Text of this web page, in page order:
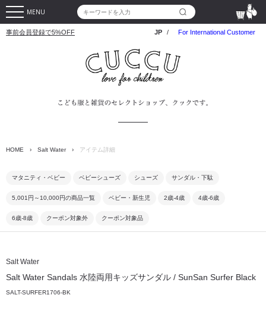
MENU
事前会員登録で5%OFF JP / For International Customer
HOME › Salt Water › アイテム詳細
マタニティ・ベビー ベビーシューズ シューズ サンダル・下駄
5,001円～10,000円の商品一覧 ベビー・新生児 2歳-4歳 4歳-6歳
6歳-8歳 クーポン対象外 クーポン対象品
Salt Water
Salt Water Sandals 水陸両用キッズサンダル / SunSan Surfer Black
SALT-SURFER1706-BK